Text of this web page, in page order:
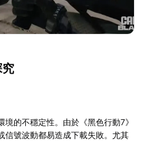
的不穩定性。由於《黑色行動7》
信號波動都易造成下載失敗。尤其